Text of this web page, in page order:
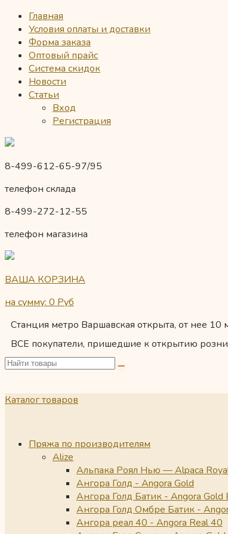
Главная
Условия оплаты и доставки
Форма заказа
Оптовый прайс
Система скидок
Новости
Статьи
Вход
Регистрация
8-499-612-65-97/95
телефон склада
8-499-272-12-55
телефон магазина
ВАША КОРЗИНА
на сумму: 0 Руб
Станция метро Варшавская открыта, от нее 10
ВСЕ покупатели, пришедшие к открытию
Каталог товаров
Пряжа по производителям
Alize
Альпака Роял Нью — Alpaca
Ангора Голд - Angora Gold
Ангора Голд Батик - Angora Gold
Ангора Голд Омбре Батик -
Ангора реал 40 - Angora Real 40